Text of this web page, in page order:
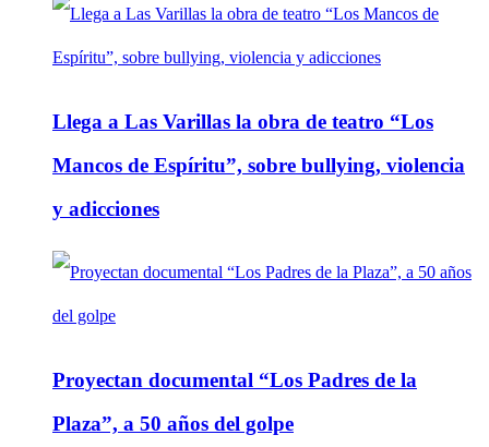
Llega a Las Varillas la obra de teatro “Los
Mancos de Espíritu”, sobre bullying, violencia
y adicciones
Proyectan documental “Los Padres de la
Plaza”, a 50 años del golpe